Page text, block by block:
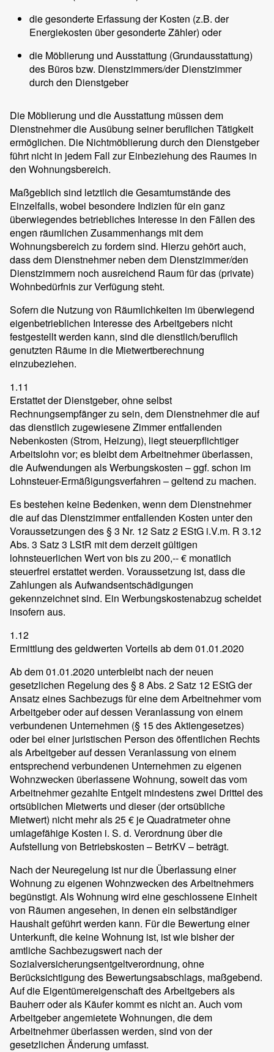
die gesonderte Erfassung der Kosten (z.B. der
Energiekosten über gesonderte Zähler) oder
die Möblierung und Ausstattung (Grundausstattung)
des Büros bzw. Dienstzimmers/der Dienstzimmer
durch den Dienstgeber
Die Möblierung und die Ausstattung müssen dem
Dienstnehmer die Ausübung seiner beruflichen Tätigkeit
ermöglichen. Die Nichtmöblierung durch den Dienstgeber
führt nicht in jedem Fall zur Einbeziehung des Raumes in
den Wohnungsbereich.
Maßgeblich sind letztlich die Gesamtumstände des
Einzelfalls, wobei besondere Indizien für ein ganz
überwiegendes betriebliches Interesse in den Fällen des
engen räumlichen Zusammenhangs mit dem
Wohnungsbereich zu fordern sind. Hierzu gehört auch,
dass dem Dienstnehmer neben dem Dienstzimmer/den
Dienstzimmern noch ausreichend Raum für das (private)
Wohnbedürfnis zur Verfügung steht.
Sofern die Nutzung von Räumlichkeiten im überwiegend
eigenbetrieblichen Interesse des Arbeitgebers nicht
festgestellt werden kann, sind die dienstlich/beruflich
genutzten Räume in die Mietwertberechnung
einzubeziehen.
1.11
Erstattet der Dienstgeber, ohne selbst
Rechnungsempfänger zu sein, dem Dienstnehmer die auf
das dienstlich zugewiesene Zimmer entfallenden
Nebenkosten (Strom, Heizung), liegt steuerpflichtiger
Arbeitslohn vor; es bleibt dem Arbeitnehmer überlassen,
die Aufwendungen als Werbungskosten – ggf. schon im
Lohnsteuer-Ermäßigungsverfahren – geltend zu machen.
Es bestehen keine Bedenken, wenn dem Dienstnehmer
die auf das Dienstzimmer entfallenden Kosten unter den
Voraussetzungen des § 3 Nr. 12 Satz 2 EStG i.V.m. R 3.12
Abs. 3 Satz 3 LStR mit dem derzeit gültigen
lohnsteuerlichen Wert von bis zu 200,-- € monatlich
steuerfrei erstattet werden. Voraussetzung ist, dass die
Zahlungen als Aufwandsentschädigungen
gekennzeichnet sind. Ein Werbungskostenabzug scheidet
insofern aus.
1.12
Ermittlung des geldwerten Vorteils ab dem 01.01.2020
Ab dem 01.01.2020 unterbleibt nach der neuen
gesetzlichen Regelung des § 8 Abs. 2 Satz 12 EStG der
Ansatz eines Sachbezugs für eine dem Arbeitnehmer vom
Arbeitgeber oder auf dessen Veranlassung von einem
verbundenen Unternehmen (§ 15 des Aktiengesetzes)
oder bei einer juristischen Person des öffentlichen Rechts
als Arbeitgeber auf dessen Veranlassung von einem
entsprechend verbundenen Unternehmen zu eigenen
Wohnzwecken überlassene Wohnung, soweit das vom
Arbeitnehmer gezahlte Entgelt mindestens zwei Drittel des
ortsüblichen Mietwerts und dieser (der ortsübliche
Mietwert) nicht mehr als 25 € je Quadratmeter ohne
umlagefähige Kosten i. S. d. Verordnung über die
Aufstellung von Betriebskosten – BetrKV – beträgt.
Nach der Neuregelung ist nur die Überlassung einer
Wohnung zu eigenen Wohnzwecken des Arbeitnehmers
begünstigt. Als Wohnung wird eine geschlossene Einheit
von Räumen angesehen, in denen ein selbständiger
Haushalt geführt werden kann. Für die Bewertung einer
Unterkunft, die keine Wohnung ist, ist wie bisher der
amtliche Sachbezugswert nach der
Sozialversicherungsentgeltverordnung, ohne
Berücksichtigung des Bewertungsabschlags, maßgebend.
Auf die Eigentümereigenschaft des Arbeitgebers als
Bauherr oder als Käufer kommt es nicht an. Auch vom
Arbeitgeber angemietete Wohnungen, die dem
Arbeitnehmer überlassen werden, sind von der
gesetzlichen Änderung umfasst.